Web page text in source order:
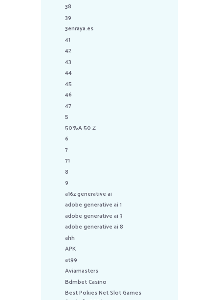
38
39
3enraya.es
41
42
43
44
45
46
47
5
50%A 50 Z
6
7
71
8
9
a16z generative ai
adobe generative ai 1
adobe generative ai 3
adobe generative ai 8
ahh
APK
at99
Aviamasters
Bdmbet Casino
Best Pokies Net Slot Games